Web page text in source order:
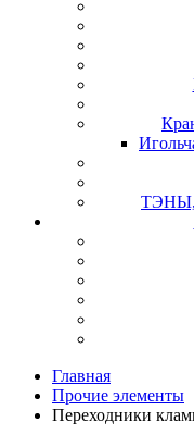
ТЭНЫ,
Главная
Прочие элементы
Переходники